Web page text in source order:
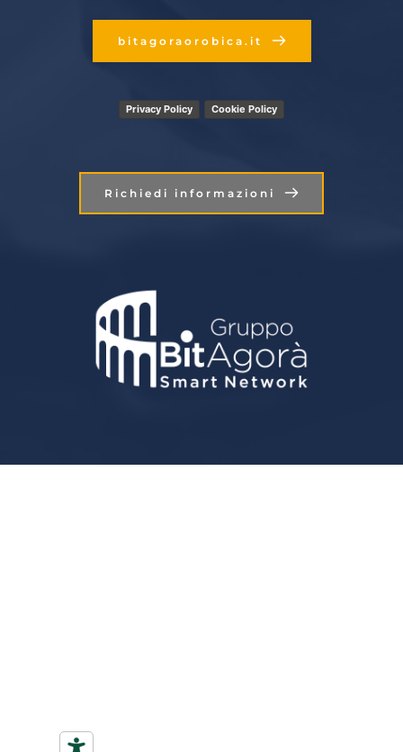
bitagoraorobica.it
Privacy Policy Cookie Policy
Richiedi informazioni